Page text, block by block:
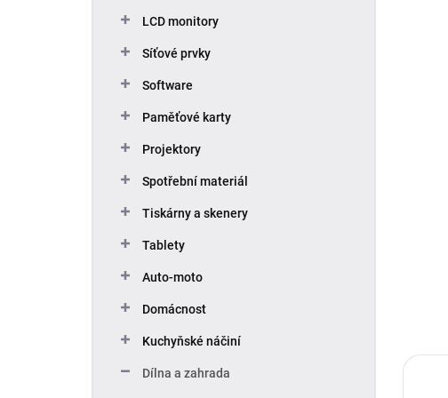
LCD monitory
Síťové prvky
Software
Paměťové karty
Projektory
Spotřební materiál
Tiskárny a skenery
Tablety
Auto-moto
Domácnost
Kuchyňské náčiní
Dílna a zahrada